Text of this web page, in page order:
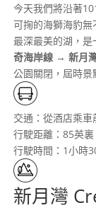
今天我們將沿著
可掬的海獅海豹
最深最美的湖，
奇海岸線 → 新月
公園關閉，屆時景
交通：從酒店乘車
行駛距離：85英裏
行駛時間：1小時
新月灣